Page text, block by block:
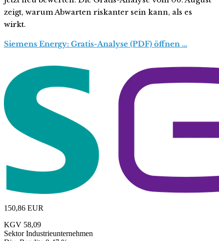
zeigt, warum Abwarten riskanter sein kann, als es
wirkt.
Siemens Energy: Gratis-Analyse (PDF) öffnen …
150,86 EUR
KGV 58,09
Sektor Industrieunternehmen